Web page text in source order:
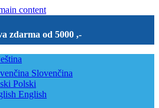
content
zdarma od 5000 ,-
Slovenčina
Polski
English